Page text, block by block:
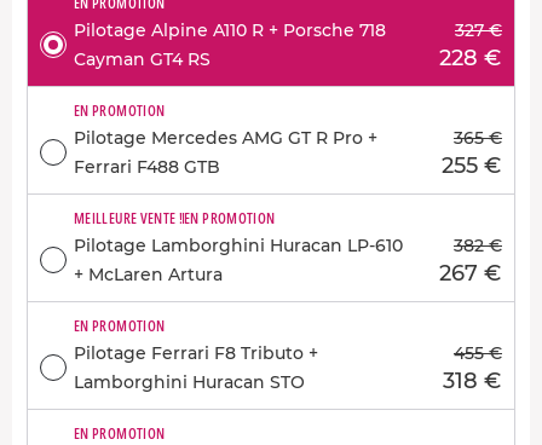
Pilotage Alpine A110 R + Porsche 718
Cayman GT4 RS
327 €
228 €
EN PROMOTION
Pilotage Mercedes AMG GT R Pro +
Ferrari F488 GTB
365 €
255 €
MEILLEURE VENTE !EN PROMOTION
Pilotage Lamborghini Huracan LP-610
+ McLaren Artura
382 €
267 €
EN PROMOTION
Pilotage Ferrari F8 Tributo +
Lamborghini Huracan STO
455 €
318 €
EN PROMOTION